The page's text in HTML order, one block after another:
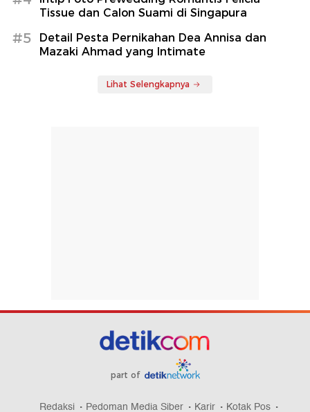
Tissue dan Calon Suami di Singapura
#5
Detail Pesta Pernikahan Dea Annisa dan
Mazaki Ahmad yang Intimate
Lihat Selengkapnya
part of
Redaksi Pedoman Media Siber Karir Kotak Pos